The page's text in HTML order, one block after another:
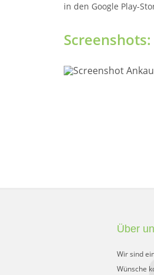
in den Google Play-
Screenshots:
Über
Wir sind
Wünsche